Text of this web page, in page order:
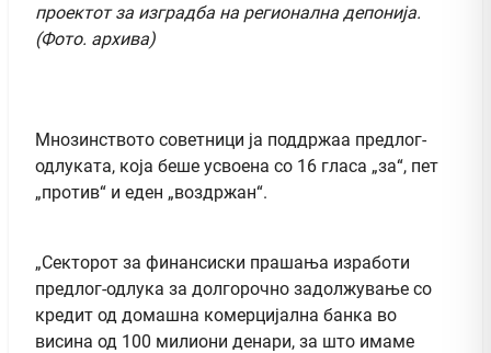
проектот за изградба на регионална депонија.
(Фото. архива)
Мнозинството советници ја поддржаа предлог-
одлуката, која беше усвоена со 16 гласа „за“, пет
„против“ и еден „воздржан“.
„Секторот за финансиски прашања изработи
предлог-одлука за долгорочно задолжување со
кредит од домашна комерцијална банка во
висина од 100 милиони денари, за што имаме